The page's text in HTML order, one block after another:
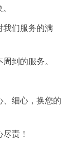
我们服务的满
到的服务。
、细心，换您的
责！